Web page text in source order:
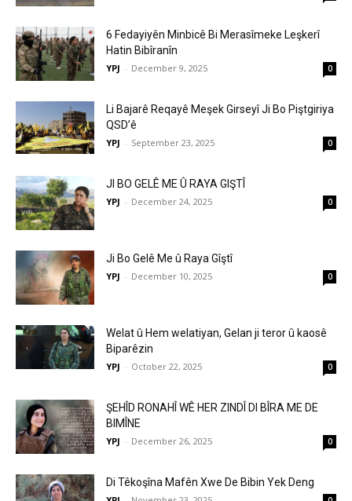
6 Fedayiyên Minbicê Bi Merasîmeke Leşkerî
Hatin Bibîranîn
YPJ - December 9, 2025 0
Li Bajarê Reqayê Meşek Girseyî Ji Bo Piştgiriya
QSD’ê
YPJ - September 23, 2025 0
JI BO GELÊ ME Û RAYA GIŞTÎ
YPJ - December 24, 2025 0
Ji Bo Gelê Me û Raya Gîştî
YPJ - December 10, 2025 0
Welat û Hem welatiyan, Gelan ji teror û kaosê
Biparêzin
YPJ - October 22, 2025 0
ŞEHÎD RONAHÎ WÊ HER ZINDÎ DI BÎRA ME DE
BIMÎNE
YPJ - December 26, 2025 0
Di Têkoşîna Mafên Xwe De Bibin Yek Deng